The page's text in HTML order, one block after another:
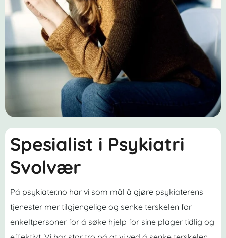
Spesialist i Psykiatri
Svolvær
På psykiater.no har vi som mål å gjøre psykiaterens
tjenester mer tilgjengelige og senke terskelen for
enkeltpersoner for å søke hjelp for sine plager tidlig og